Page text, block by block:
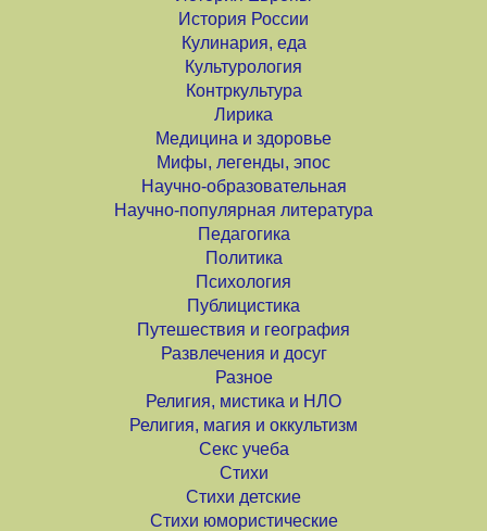
История России
Кулинария, еда
Культурология
Контркультура
Лирика
Медицина и здоровье
Мифы, легенды, эпос
Научно-образовательная
Научно-популярная литература
Педагогика
Политика
Психология
Публицистика
Путешествия и география
Развлечения и досуг
Разное
Религия, мистика и НЛО
Религия, магия и оккультизм
Секс учеба
Стихи
Стихи детские
Стихи юмористические